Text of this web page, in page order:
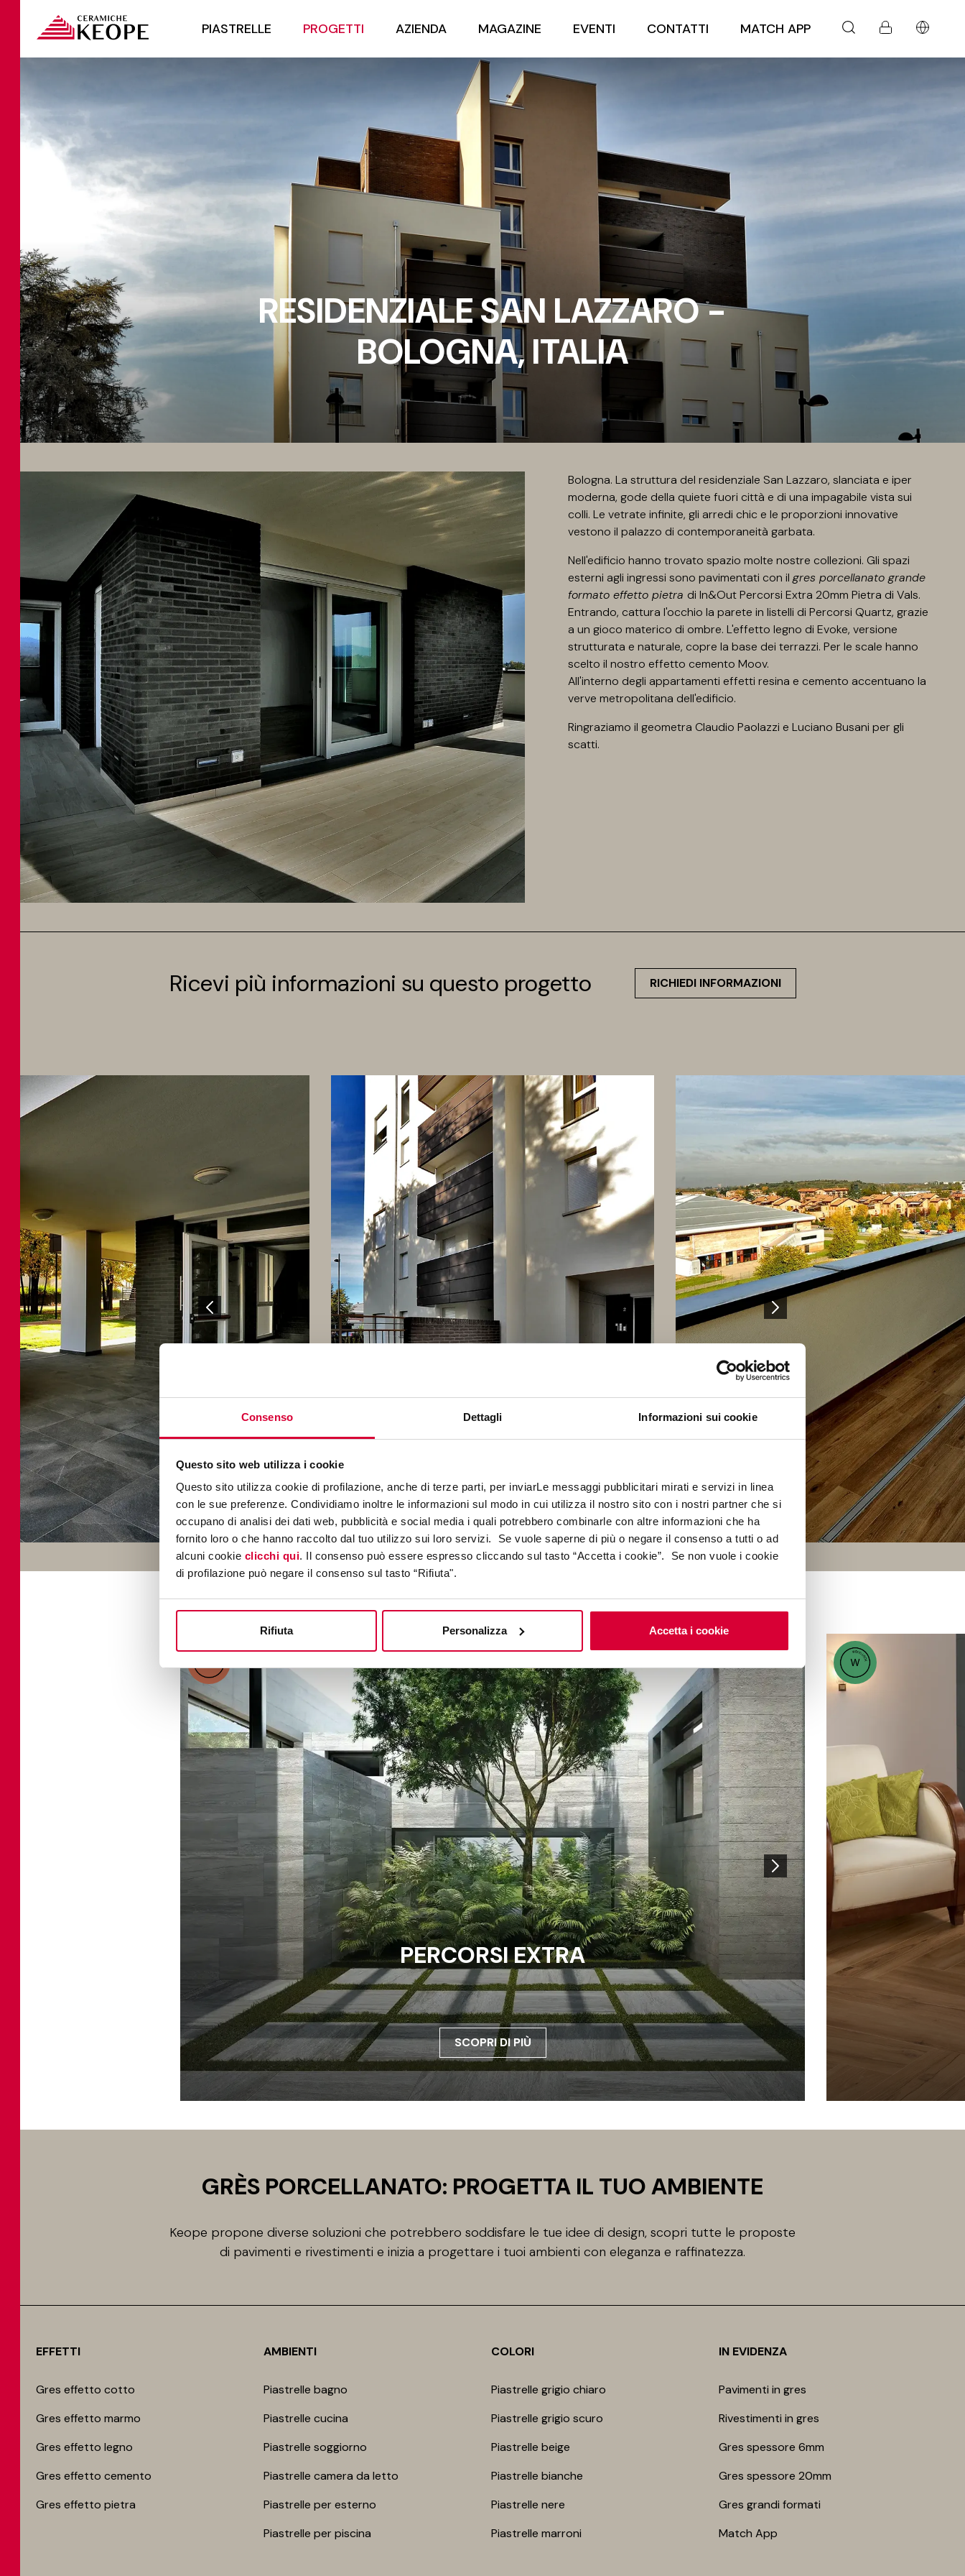
Consenso Dettagli Informazioni sui cookie
Questo sito web utilizza i cookie
Questo sito utilizza cookie di profilazione, anche di terze parti, per inviarLe messaggi pubblicitari mirati e servizi in linea
con le sue preferenze. Condividiamo inoltre le informazioni sul modo in cui utilizza il nostro sito con i nostri partner che si
occupano di analisi dei dati web, pubblicità e social media i quali potrebbero combinarle con altre informazioni che ha
fornito loro o che hanno raccolto dal tuo utilizzo sui loro servizi. Se vuole saperne di più o negare il consenso a tutti o ad
alcuni cookie clicchi qui. Il consenso può essere espresso cliccando sul tasto “Accetta i cookie”. Se non vuole i cookie
di profilazione può negare il consenso sul tasto “Rifiuta".
Rifiuta Personalizza Accetta i cookie
PIASTRELLE PROGETTI AZIENDA MAGAZINE EVENTI CONTATTI MATCH APP
RESIDENZIALE SAN LAZZARO -
BOLOGNA, ITALIA
Bologna. La struttura del residenziale San Lazzaro, slanciata e iper
moderna, gode della quiete fuori città e di una impagabile vista sui
colli. Le vetrate infinite, gli arredi chic e le proporzioni innovative
vestono il palazzo di contemporaneità garbata.
Nell'edificio hanno trovato spazio molte nostre collezioni. Gli spazi
esterni agli ingressi sono pavimentati con il gres porcellanato grande
formato effetto pietra di In&Out Percorsi Extra 20mm Pietra di Vals.
Entrando, cattura l'occhio la parete in listelli di Percorsi Quartz, grazie
a un gioco materico di ombre. L'effetto legno di Evoke, versione
strutturata e naturale, copre la base dei terrazzi. Per le scale hanno
scelto il nostro effetto cemento Moov.
All'interno degli appartamenti effetti resina e cemento accentuano la
verve metropolitana dell'edificio.
Ringraziamo il geometra Claudio Paolazzi e Luciano Busani per gli
scatti.
Ricevi più informazioni su questo progetto RICHIEDI INFORMAZIONI
COLLEZIONI NEL PROGETTO
PERCORSI EXTRA
SCOPRI DI PIÙ
GRÈS PORCELLANATO: PROGETTA IL TUO AMBIENTE
Keope propone diverse soluzioni che potrebbero soddisfare le tue idee di design, scopri tutte le proposte
di pavimenti e rivestimenti e inizia a progettare i tuoi ambienti con eleganza e raffinatezza.
EFFETTI
Gres effetto cotto
Gres effetto marmo
Gres effetto legno
Gres effetto cemento
Gres effetto pietra
AMBIENTI
Piastrelle bagno
Piastrelle cucina
Piastrelle soggiorno
Piastrelle camera da letto
Piastrelle per esterno
Piastrelle per piscina
COLORI
Piastrelle grigio chiaro
Piastrelle grigio scuro
Piastrelle beige
Piastrelle bianche
Piastrelle nere
Piastrelle marroni
IN EVIDENZA
Pavimenti in gres
Rivestimenti in gres
Gres spessore 6mm
Gres spessore 20mm
Gres grandi formati
Match App